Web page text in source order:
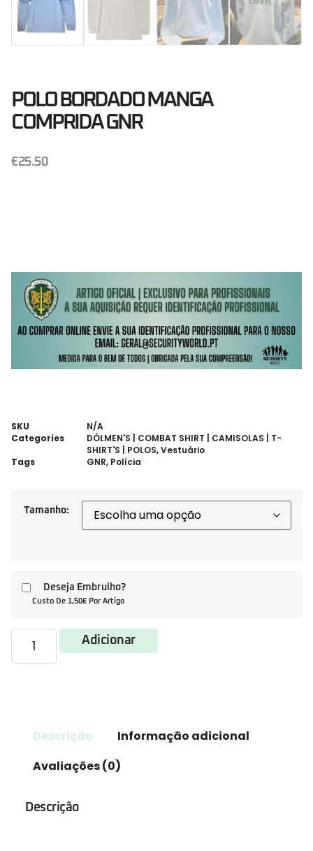
POLO BORDADO MANGA
COMPRIDA GNR
€25.50
SKU
N/A
Categories
DÓLMEN'S | COMBAT SHIRT | CAMISOLAS | T-
SHIRT'S | POLOS,Vestuário
Tags
GNR, Polícia
Tamanho:
Deseja Embrulho?
Custo De 1,50€ Por Artigo
Adicionar
Descrição
Informação adicional
Avaliações (0)
Descrição